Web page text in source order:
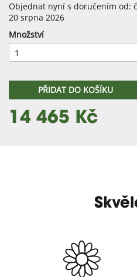
Objednat nyní s doručením od:
20 srpna 2026
Množství
PŘIDAT DO KOŠÍKU
14 465 Kč